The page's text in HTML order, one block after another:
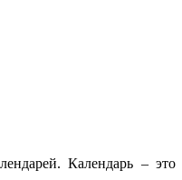
Календарь – это